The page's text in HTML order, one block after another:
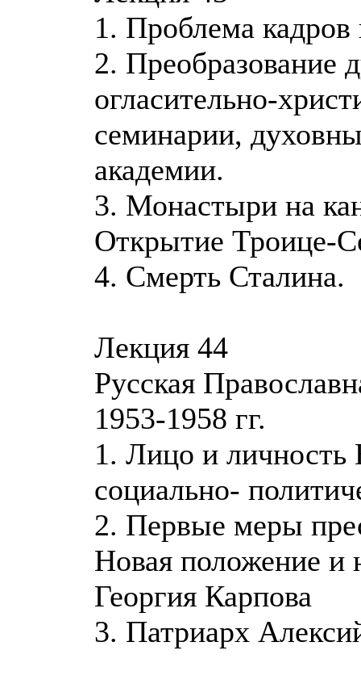
1. Проблема
2.
огласительно-
семинарии,
академии.
3. Монастыри на
Открытие Троице-
4. Смерть Сталина.
Лекция 44
Русская
1953-1958 гг.
1. Лицо и
социально-
2. Первые меры
Новая положение и
Георгия Карпова
3. Патриарх